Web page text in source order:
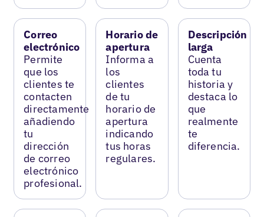
Correo
electrónico
Permite
que los
clientes te
contacten
directamente
añadiendo
tu
dirección
de correo
electrónico
profesional.
Horario de
apertura
Informa a
los
clientes
de tu
horario de
apertura
indicando
tus horas
regulares.
Descripción
larga
Cuenta
toda tu
historia y
destaca lo
que
realmente
te
diferencia.